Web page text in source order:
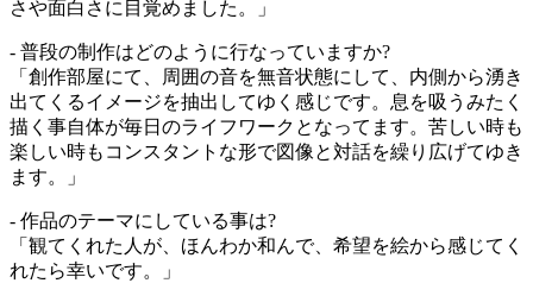
さや面白さに目覚めました。」
- 普段の制作はどのように行なっていますか?
「創作部屋にて、周囲の音を無音状態にして、内側から湧き
出てくるイメージを抽出してゆく感じです。息を吸うみたく
描く事自体が毎日のライフワークとなってます。苦しい時も
楽しい時もコンスタントな形で図像と対話を繰り広げてゆき
ます。」
- 作品のテーマにしている事は?
「観てくれた人が、ほんわか和んで、希望を絵から感じてく
れたら幸いです。」